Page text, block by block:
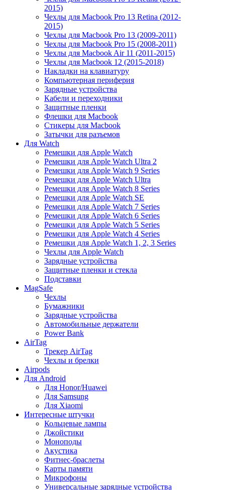
2015)
Чехлы для Macbook Pro 13 Retina (2012-
2015)
Чехлы для Macbook Pro 13 (2009-2011)
Чехлы для Macbook Pro 15 (2008-2011)
Чехлы для Macbook Air 11 (2011-2015)
Чехлы для Macbook 12 (2015-2018)
Накладки на клавиатуру
Компьютерная периферия
Зарядные устройства
Кабели и переходники
Защитные пленки
Флешки для Macbook
Стикеры для Macbook
Затычки для разъемов
Для Watch
Ремешки для Apple Watch
Ремешки для Apple Watch Ultra 2
Ремешки для Apple Watch 9 Series
Ремешки для Apple Watch Ultra
Ремешки для Apple Watch 8 Series
Ремешки для Apple Watch SE
Ремешки для Apple Watch 7 Series
Ремешки для Apple Watch 6 Series
Ремешки для Apple Watch 5 Series
Ремешки для Apple Watch 4 Series
Ремешки для Apple Watch 1, 2, 3 Series
Чехлы для Apple Watch
Зарядные устройства
Защитные пленки и стекла
Подставки
MagSafe
Чехлы
Бумажники
Зарядные устройства
Автомобильные держатели
Power Bank
AirTag
Трекер AirTag
Чехлы и брелки
Airpods
Для Android
Для Honor/Huawei
Для Samsung
Для Xiaomi
Интересные штучки
Кольцевые лампы
Джойстики
Моноподы
Акустика
Фитнес-браслеты
Карты памяти
Микрофоны
Универсальные зарядные устройства